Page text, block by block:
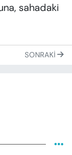
sahadaki
SONRAKI